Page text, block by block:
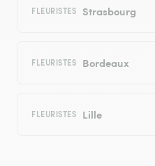
FLEURISTES Strasbourg
FLEURISTES Bordeaux
FLEURISTES Lille